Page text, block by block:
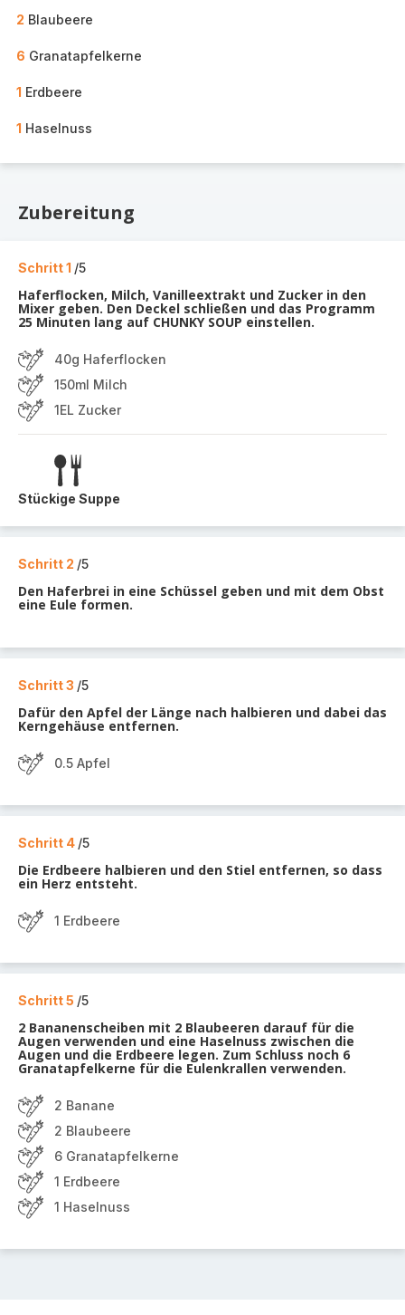
2 Blaubeere
6 Granatapfelkerne
1 Erdbeere
1 Haselnuss
Zubereitung
Schritt 1 /5
Haferflocken, Milch, Vanilleextrakt und Zucker in den
Mixer geben. Den Deckel schließen und das Programm
25 Minuten lang auf CHUNKY SOUP einstellen.
40g Haferflocken
150ml Milch
1EL Zucker
Stückige Suppe
Schritt 2 /5
Den Haferbrei in eine Schüssel geben und mit dem Obst
eine Eule formen.
Schritt 3 /5
Dafür den Apfel der Länge nach halbieren und dabei das
Kerngehäuse entfernen.
0.5 Apfel
Schritt 4 /5
Die Erdbeere halbieren und den Stiel entfernen, so dass
ein Herz entsteht.
1 Erdbeere
Schritt 5 /5
2 Bananenscheiben mit 2 Blaubeeren darauf für die
Augen verwenden und eine Haselnuss zwischen die
Augen und die Erdbeere legen. Zum Schluss noch 6
Granatapfelkerne für die Eulenkrallen verwenden.
2 Banane
2 Blaubeere
6 Granatapfelkerne
1 Erdbeere
1 Haselnuss